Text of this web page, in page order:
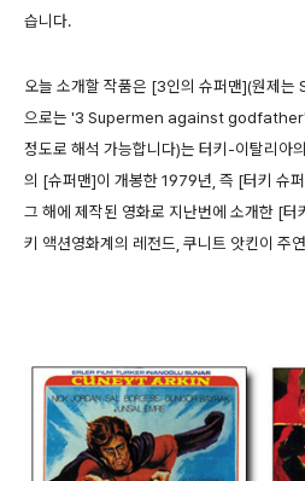
습니다.
오늘 소개할 작품은 [3인의 슈퍼맨](원제
으로는 '3 Supermen against godfather'
정도로 해석 가능합니다)는 터키-이탈리아
의 [슈퍼맨]이 개봉한 1979년, 즉 [터키 슈
그 해에 제작된 영화로 지난번에 소개한 [터
키 액션영화계의 레전드, 쿠니트 앗킨이 주